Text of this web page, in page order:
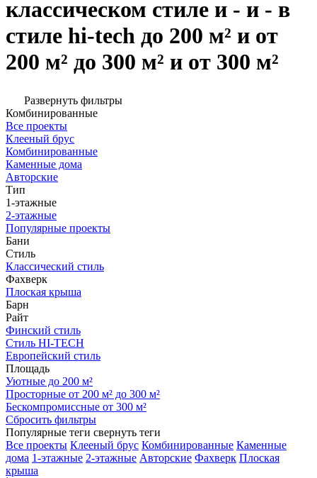
классическом стиле и - и - в
стиле hi-tech до 200 м² и от
200 м² до 300 м² и от 300 м²
Развернуть фильтры
Комбинированные
Все проекты
Клееный брус
Комбинированные
Каменные дома
Авторские
Тип
1-этажные
2-этажные
Популярные проекты
Бани
Стиль
Классический стиль
Фахверк
Плоская крыша
Барн
Райт
Финский стиль
Стиль HI-TECH
Европейский стиль
Площадь
Уютные до 200 м²
Просторные от 200 м² до 300 м²
Бескомпромиссные от 300 м²
Сбросить фильтры
Популярные теги свернуть теги
Все проекты Клееный брус Комбинированные Каменные
дома 1-этажные 2-этажные Авторские Фахверк Плоская
крыша